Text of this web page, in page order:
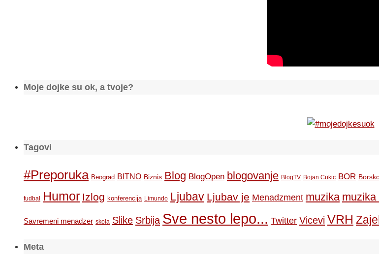
Moje dojke su ok, a tvoje?
Tagovi
#Preporuka Beograd BITNO Biznis Blog BlogOpen blogovanje BlogTV Bojan Cukic BOR
fudbal Humor Izlog konferencija Limundo Ljubav Ljubav je Menadzment muzika muzika
Savremeni menadzer skola Slike Srbija Sve nesto lepo... Twitter Vicevi VRH
Meta